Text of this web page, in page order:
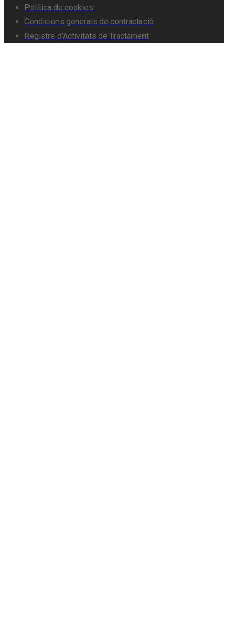
Política de cookies
Condicions generals de contractació
Registre d’Activitats de Tractament